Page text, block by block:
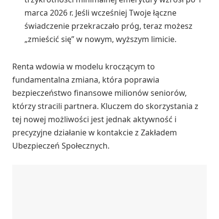
marca 2026 r. Jeśli wcześniej Twoje łączne
świadczenie przekraczało próg, teraz możesz
„zmieścić się” w nowym, wyższym limicie.
Renta wdowia w modelu kroczącym to
fundamentalna zmiana, która poprawia
bezpieczeństwo finansowe milionów seniorów,
którzy stracili partnera. Kluczem do skorzystania z
tej nowej możliwości jest jednak aktywność i
precyzyjne działanie w kontakcie z Zakładem
Ubezpieczeń Społecznych.